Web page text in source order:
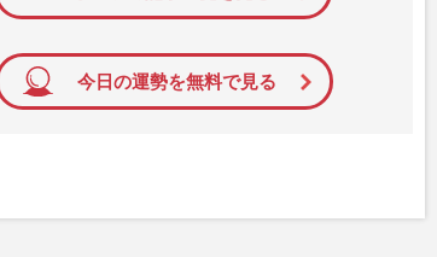
今日の運勢を無料で見る